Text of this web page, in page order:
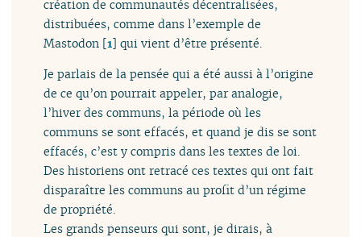
création de communautés décentralisées,
distribuées, comme dans l’exemple de
Mastodon [1] qui vient d’être présenté.
Je parlais de la pensée qui a été aussi à l’origine
de ce qu’on pourrait appeler, par analogie,
l’hiver des communs, la période où les
communs se sont effacés, et quand je dis se sont
effacés, c’est y compris dans les textes de loi.
Des historiens ont retracé ces textes qui ont fait
disparaître les communs au profit d’un régime
de propriété.
Les grands penseurs qui sont, je dirais, à